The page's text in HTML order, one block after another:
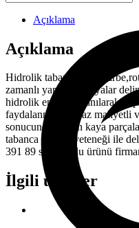
Açıklama
Açıklama
Hidrolik tabancalarda
zamanlı yapılarak kayalar
hidrolik enerji kullanılarak
faydalanma daha az maliyetli
sonucunda kırılan kaya
tabanca üfleme yeteneği ile
391 89 stok kodlu ürünü
İlgili ürünler